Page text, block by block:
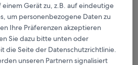
Gästebewertung: 8,2/10 — Sehr
— 3.5-Sterne-Hotel in 3,4 km von
Gästebewertung: 9,6/10 —
Gerät zu, z.B. auf eindeutige
um personenbezogene Daten zu
Ihre Präferenzen akzeptieren
Sie dazu bitte unten oder
die Seite der Datenschutzrichtlinie.
unseren Partnern signalisiert